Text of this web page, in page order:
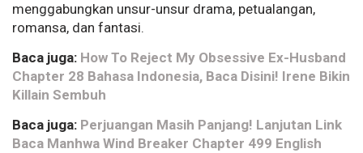
menggabungkan unsur-unsur drama, petualangan,
romansa, dan fantasi.
Baca juga: How To Reject My Obsessive Ex-Husband
Chapter 28 Bahasa Indonesia, Baca Disini! Irene Bikin
Killain Sembuh
Baca juga: Perjuangan Masih Panjang! Lanjutan Link
Baca Manhwa Wind Breaker Chapter 499 English